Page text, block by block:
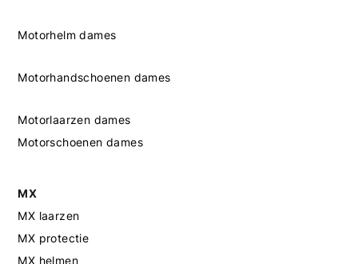
Motorhelm dames
Motorhandschoenen dames
Motorlaarzen dames
Motorschoenen dames
MX
MX laarzen
MX protectie
MX helmen